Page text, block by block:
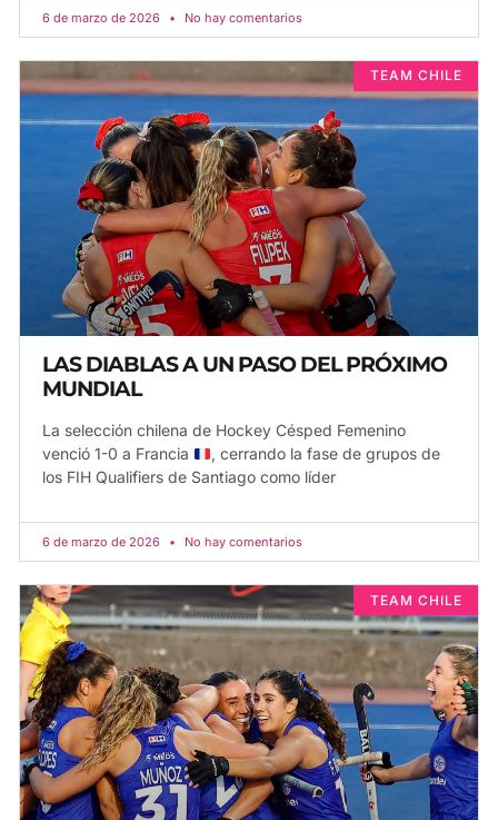
6 de marzo de 2026 No hay comentarios
TEAM CHILE
LAS DIABLAS A UN PASO DEL PRÓXIMO
MUNDIAL
La selección chilena de Hockey Césped Femenino
venció 1-0 a Francia
, cerrando la fase de grupos de
los FIH Qualifiers de Santiago como líder
6 de marzo de 2026 No hay comentarios
TEAM CHILE